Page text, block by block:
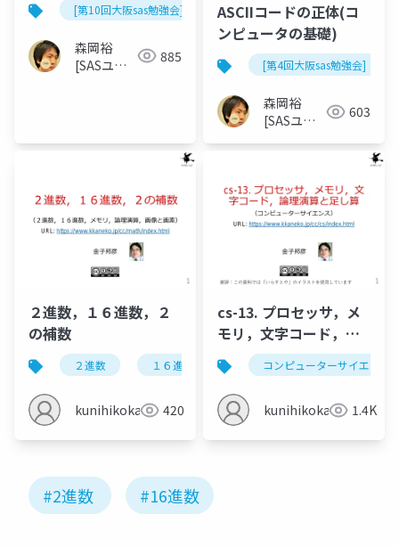
[第10回大阪sas勉強会]
森岡裕
[SASユー
885
ASCIIコードの正体(コ
ンピュータの基礎)
[第4回大阪sas勉強会]
森岡裕
[SASユー
603
２進数，１６進数，２
の補数
２進数 １６進数 ２の補数
kunihikokaneko420
cs-13. プロセッサ，メ
モリ，文字コード，論
理演算と足し算
コンピューターサイエンス
kunihikokaneko1.4K
#2進数 #16進数